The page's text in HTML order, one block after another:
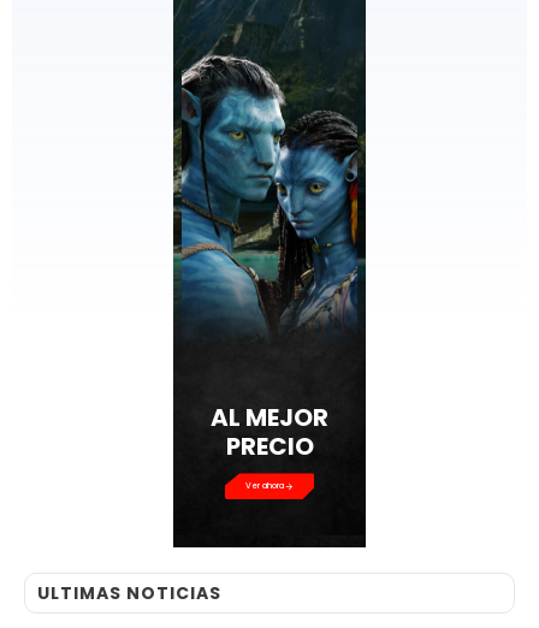
AL MEJOR
PRECIO
Ver ahora
ULTIMAS NOTICIAS